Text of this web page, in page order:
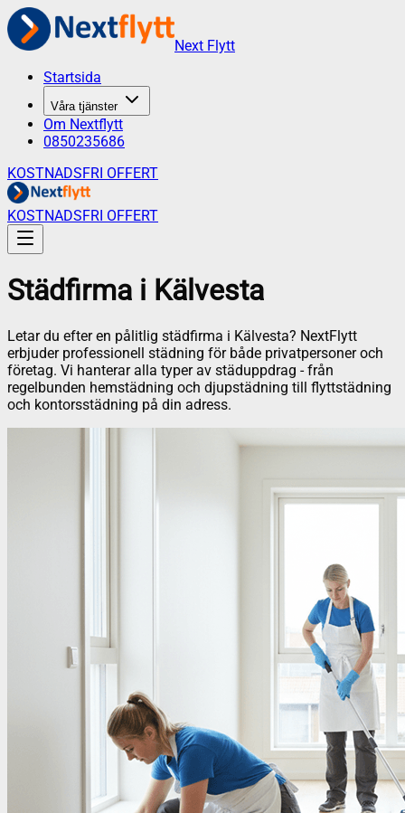
Next Flytt
Startsida
Våra tjänster
Om Nextflytt
0850235686
KOSTNADSFRI OFFERT
KOSTNADSFRI OFFERT
Städfirma i Kälvesta
Letar du efter en pålitlig städfirma i Kälvesta? NextFlytt
erbjuder professionell städning för både privatpersoner och
företag. Vi hanterar alla typer av städuppdrag - från
regelbunden hemstädning och djupstädning till flyttstädning
och kontorsstädning på din adress.